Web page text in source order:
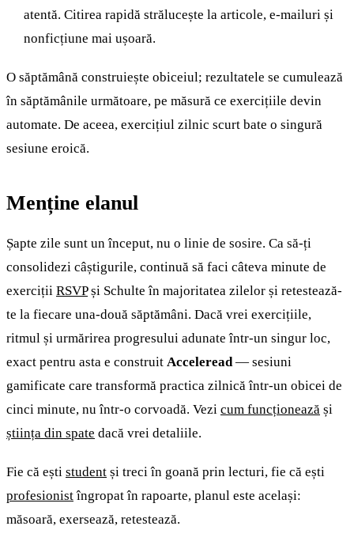
atentă. Citirea rapidă strălucește la articole, e-mailuri și
nonficțiune mai ușoară.
O săptămână construiește obiceiul; rezultatele se cumulează
în săptămânile următoare, pe măsură ce exercițiile devin
automate. De aceea, exercițiul zilnic scurt bate o singură
sesiune eroică.
Menține elanul
Șapte zile sunt un început, nu o linie de sosire. Ca să-ți
consolidezi câștigurile, continuă să faci câteva minute de
exerciții RSVPși Schulte în majoritatea zilelor și retestează-
te la fiecare una-două săptămâni. Dacă vrei exercițiile,
ritmul și urmărirea progresului adunate într-un singur loc,
exact pentru asta e construit Acceleread— sesiuni
gamificate care transformă practica zilnică într-un obicei de
cinci minute, nu într-o corvoadă. Vezi cum funcționează și
știința din spate dacă vrei detaliile.
Fie că ești student și treci în goană prin lecturi, fie că ești
profesionistîngropat în rapoarte, planul este același:
măsoară, exersează, retestează.